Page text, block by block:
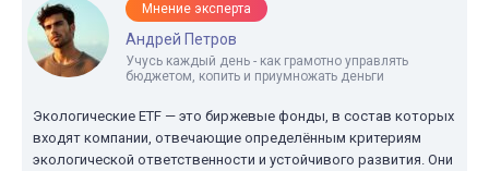
Мнение эксперта
Андрей Петров
Учусь каждый день - как грамотно управлять
бюджетом, копить и приумножать деньги
Экологические ETF — это биржевые фонды, в состав которых
входят компании, отвечающие определённым критериям
экологической ответственности и устойчивого развития. Они